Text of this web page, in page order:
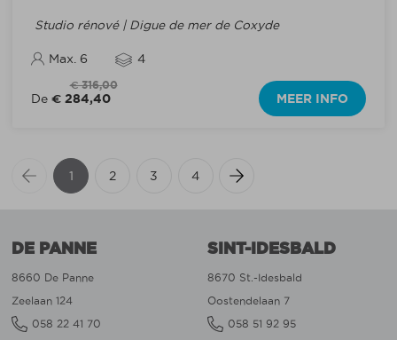
Studio rénové | Digue de mer de Coxyde
Max. 6 4
€ 316,00
De € 284,40 MEER INFO
1 2 3 4
DE PANNE
8660 De Panne
Zeelaan 124
058 22 41 70
SINT-IDESBALD
8670 St.-Idesbald
Oostendelaan 7
058 51 92 95